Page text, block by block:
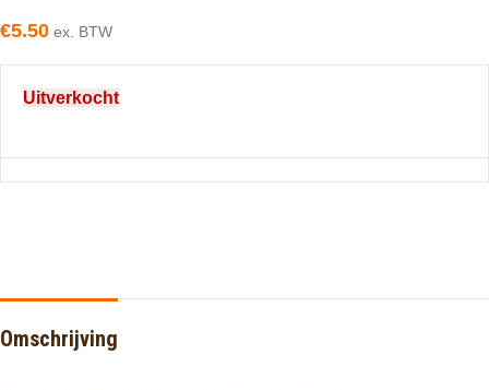
€5.50 ex. BTW
Uitverkocht
Omschrijving